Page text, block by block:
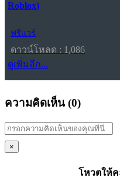
Roblox)
ฟรีแวร์
ดาวน์โหลด : 1,086
ดูเพิ่มอีก...
ความคิดเห็น (0)
×
โหวตให้